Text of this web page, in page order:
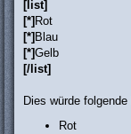
[list]
[*] Rot
[*] Blau
[*]Gelb
[/list]
Dies würde
Rot